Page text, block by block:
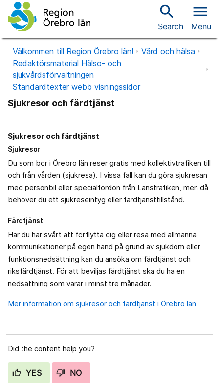
search
Search
menu
Menu
Välkommen till Region Örebro län!
Vård och hälsa
Redaktörsmaterial Hälso- och
sjukvårdsförvaltningen
Standardtexter webb visningssidor
Sjukresor och färdtjänst
Sjukresor och färdtjänst
Sjukresor
Du som bor i Örebro län reser gratis med kollektivtrafiken till
och från vården (sjukresa). I vissa fall kan du göra sjukresan
med personbil eller specialfordon från Länstrafiken, men då
behöver du ett sjukreseintyg eller färdtjänsttillstånd.
Färdtjänst
Har du har svårt att förflytta dig eller resa med allmänna
kommunikationer på egen hand på grund av sjukdom eller
funktionsnedsättning kan du ansöka om färdtjänst och
riksfärdtjänst. För att beviljas färdtjänst ska du ha en
nedsättning som varar i minst tre månader.
Mer information om sjukresor och färdtjänst i Örebro län
Did the content help you?
YES NO